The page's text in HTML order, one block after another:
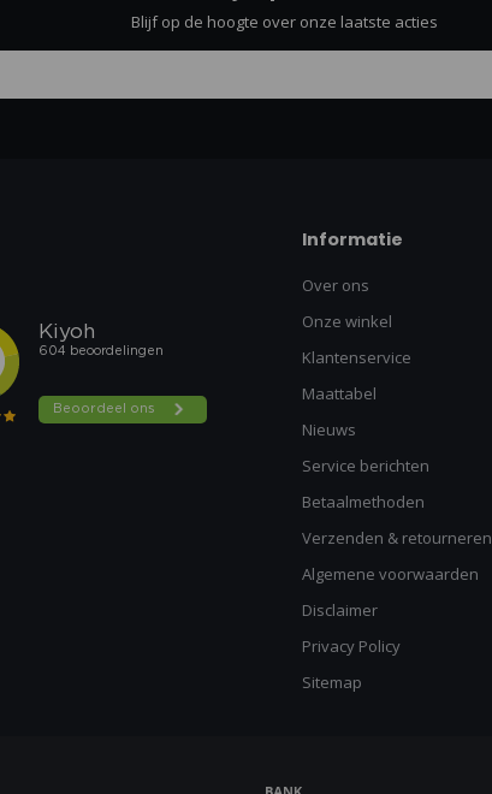
Blijf op de hoogte over onze laatste acties
Informatie
Over ons
Onze winkel
Klantenservice
Maattabel
Nieuws
Service berichten
Betaalmethoden
Verzenden & retourneren
Algemene voorwaarden
Disclaimer
Privacy Policy
Sitemap